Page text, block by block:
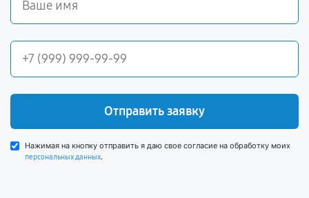
Отправить заявку
Нажимая на кнопку отправить я даю свое согласие на обработку моих
персональных данных.